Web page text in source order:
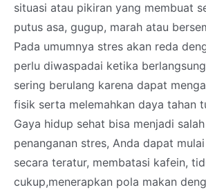
situasi atau pikiran yang membuat
putus asa, gugup, marah atau
Pada umumnya stres akan reda
perlu diwaspadai ketika
sering berulang karena dapat
fisik serta melemahkan daya tahan
Gaya hidup sehat bisa menjadi
penanganan stres, Anda dapat
secara teratur, membatasi kafein,
cukup,menerapkan pola makan